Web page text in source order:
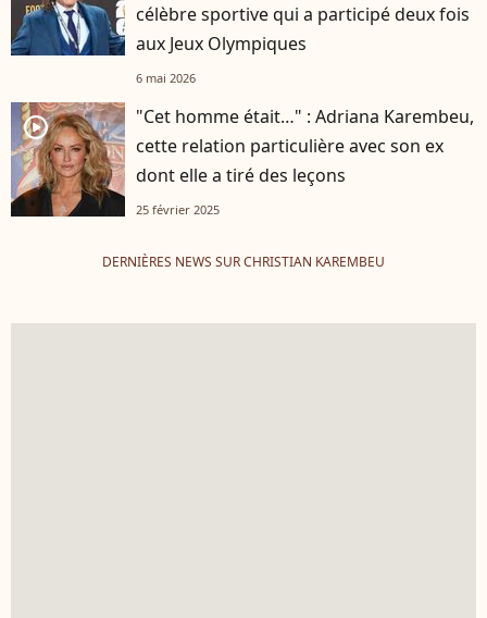
célèbre sportive qui a participé deux fois
aux Jeux Olympiques
6 mai 2026
player2
"Cet homme était…" : Adriana Karembeu,
cette relation particulière avec son ex
dont elle a tiré des leçons
25 février 2025
DERNIÈRES NEWS SUR CHRISTIAN KAREMBEU